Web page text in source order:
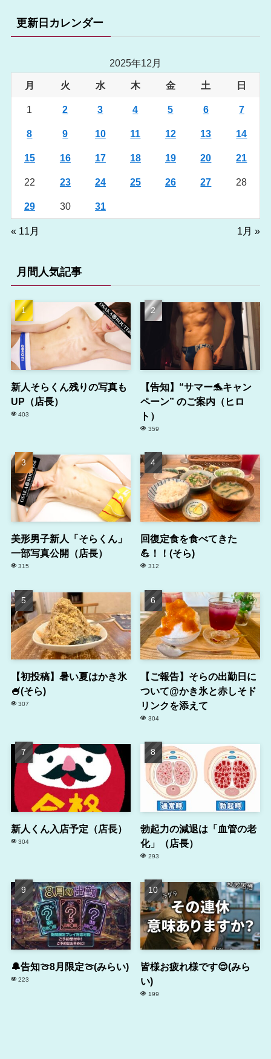
更新日カレンダー
2025年12月
月 火 水 木 金 土 日
1 2 3 4 5 6 7
8 9 10 11 12 13 14
15 16 17 18 19 20 21
22 23 24 25 26 27 28
29 30 31
« 11月 1月 »
月間人気記事
新人そらくん残りの写真も
UP（店長）
403
【告知】“サマー🐬キャン
ペーン” のご案内（ヒロ
ト）
359
美形男子新人「そらくん」
一部写真公開（店長）
315
回復定食を食べてきた
💪！！(そら)
312
【初投稿】暑い夏はかき氷
🍧(そら)
307
【ご報告】そらの出勤日に
ついて@かき氷と赤しそド
リンクを添えて
304
新人くん入店予定（店長）
304
勃起力の減退は「血管の老
化」（店長）
293
🔔告知🍈8月限定🍈(みらい)
223
皆様お疲れ様です😌(みら
い)
199